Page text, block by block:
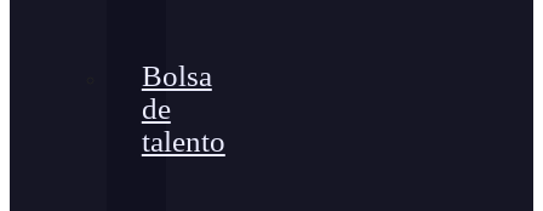
Bolsa
de
talento